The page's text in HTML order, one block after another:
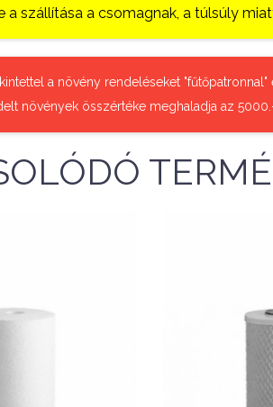
a szállítása a csomagnak, a túlsúly
a növény rendeléseket
növények összértéke meghaladja az
Nettó